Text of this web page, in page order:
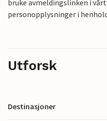
bruke avmeldingslinken i
personopplysninger i
Utforsk
Destinasjoner